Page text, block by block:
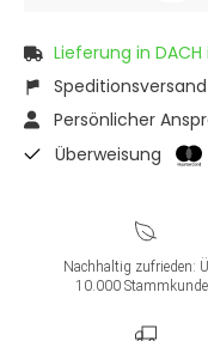
Lieferung in
Persönlicher
Überweisung
Nachhaltig zufrieden:
10.000